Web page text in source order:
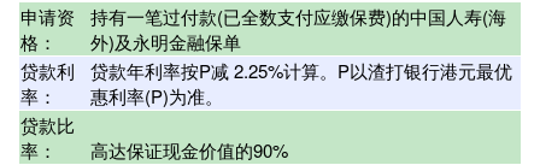
申请资
格：
持有一笔过付款(已全数支付应缴保费)的中国人寿(海
外)及永明金融保单
贷款利
率：
贷款年利率按P减 2.25%计算。P以渣打银行港元最优
惠利率(P)为准。
贷款比
率：
高达保证现金价值的90%